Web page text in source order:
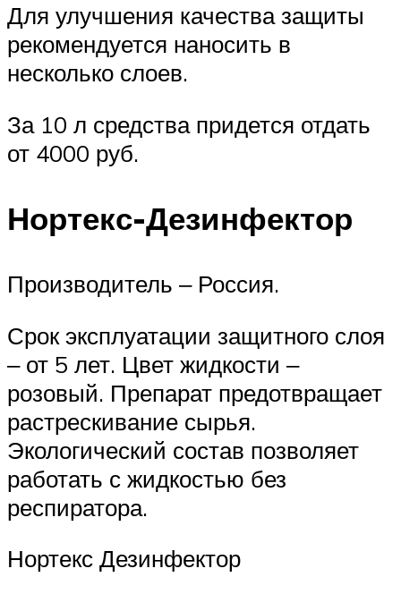
Для улучшения качества защиты
рекомендуется наносить в
несколько слоев.
За 10 л средства придется отдать
от 4000 руб.
Нортекс-Дезинфектор
Производитель ‒ Россия.
Срок эксплуатации защитного слоя
‒ от 5 лет. Цвет жидкости ‒
розовый. Препарат предотвращает
растрескивание сырья.
Экологический состав позволяет
работать с жидкостью без
респиратора.
Нортекс Дезинфектор